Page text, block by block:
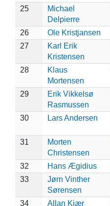
25
Michael
Delpierre
26 Ole Kristjansen
27
Karl Erik
Kristensen
28
Klaus
Mortensen
29
Erik Vikkelsø
Rasmussen
30 Lars Andersen
31
Morten
Christensen
32 Hans Ægidius
33
Jørn Vinther
Sørensen
34 Allan Kjær